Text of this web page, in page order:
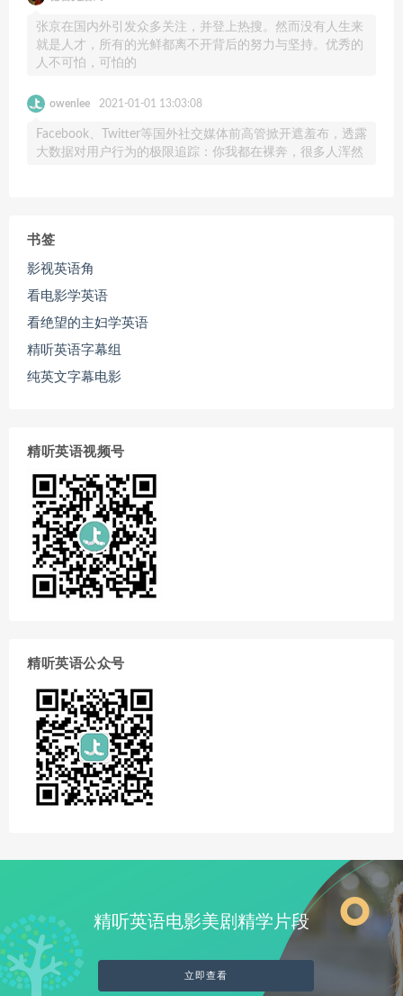
张京在国内外引发众多关注，并登上热搜。然而没有人生来
就是人才，所有的光鲜都离不开背后的努力与坚持。优秀的
人不可怕，可怕的
owenlee 2021-01-01 13:03:08
Facebook、Twitter等国外社交媒体前高管掀开遮羞布，透露
大数据对用户行为的极限追踪：你我都在裸奔，很多人浑然
书签
影视英语角
看电影学英语
看绝望的主妇学英语
精听英语字幕组
纯英文字幕电影
精听英语视频号
精听英语公众号
精听英语电影美剧精学片段
立即查看